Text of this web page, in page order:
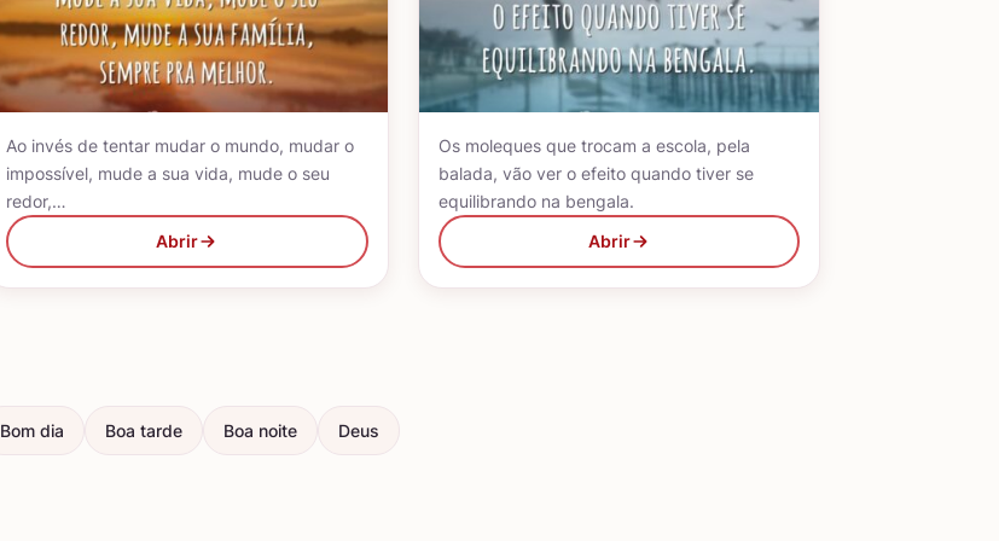
Ao invés de tentar mudar o mundo, mudar o
impossível, mude a sua vida, mude o seu
redor,…
Abrir
Os moleques que trocam a escola, pela
balada, vão ver o efeito quando tiver se
equilibrando na bengala.
Abrir
Bom dia Boa tarde Boa noite Deus